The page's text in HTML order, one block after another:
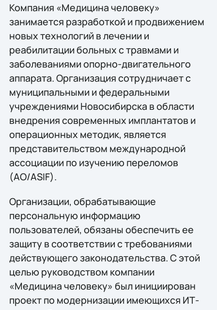
Компания «Медицина человеку»
занимается разработкой и продвижением
новых технологий в лечении и
реабилитации больных с травмами и
заболеваниями опорно-двигательного
аппарата. Организация сотрудничает с
муниципальными и федеральными
учреждениями Новосибирска в области
внедрения современных имплантатов и
операционных методик, является
представительством международной
ассоциации по изучению переломов
(AO/ASIF).
Организации, обрабатывающие
персональную информацию
пользователей, обязаны обеспечить ее
защиту в соответствии с требованиями
действующего законодательства. С этой
целью руководством компании
«Медицина человеку» был инициирован
проект по модернизации имеющихся ИТ-